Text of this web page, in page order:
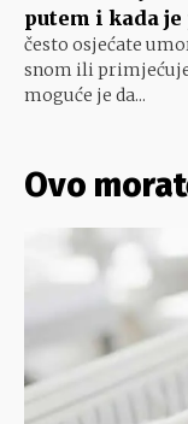
putem i kada
često osjećate
snom ili
moguće je da...
Ovo